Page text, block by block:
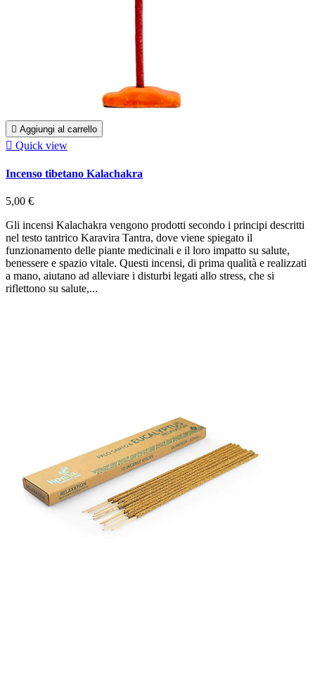
 Aggiungi al carrello
 Quick view
Incenso tibetano Kalachakra
5,00 €
Gli incensi Kalachakra vengono prodotti secondo i principi descritti
nel testo tantrico Karavira Tantra, dove viene spiegato il
funzionamento delle piante medicinali e il loro impatto su salute,
benessere e spazio vitale. Questi incensi, di prima qualità e realizzati
a mano, aiutano ad alleviare i disturbi legati allo stress, che si
riflettono su salute,...